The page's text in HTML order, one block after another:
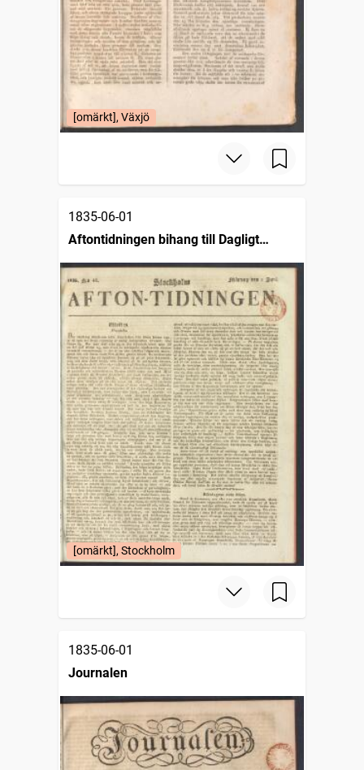
[omärkt], Växjö
1835-06-01
Aftontidningen bihang till Dagligt
allehanda
[omärkt], Stockholm
1835-06-01
Journalen